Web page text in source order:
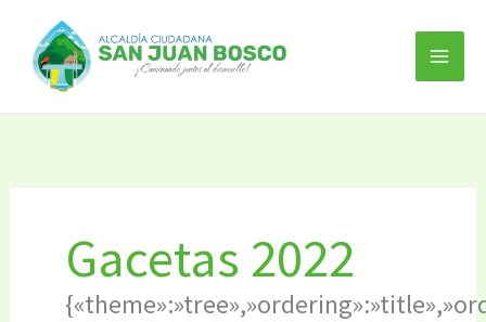
contenido
Gacetas 2022
por: